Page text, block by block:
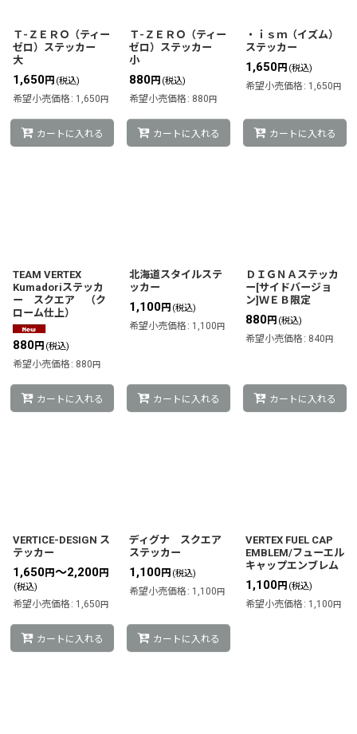
Ｔ-ＺＥＲＯ（ティー
ゼロ）ステッカー
大
1,650円 (税込)
希望小売価格 : 1,650円
カートに入れる
Ｔ-ＺＥＲＯ（ティー
ゼロ）ステッカー
小
880円 (税込)
希望小売価格 : 880円
カートに入れる
・ｉｓｍ（イズム）
ステッカー
1,650円 (税込)
希望小売価格 : 1,650円
カートに入れる
TEAM VERTEX
Kumadoriステッカ
ー スクエア （ク
ローム仕上）
880円 (税込)
希望小売価格 : 880円
カートに入れる
北海道スタイルステ
ッカー
1,100円 (税込)
希望小売価格 : 1,100円
カートに入れる
ＤＩＧＮＡステッカ
ー[サイドバージョ
ン]ＷＥＢ限定
880円 (税込)
希望小売価格 : 840円
カートに入れる
VERTICE-DESIGN ス
テッカー
1,650円～2,200円
(税込)
希望小売価格 : 1,650円
カートに入れる
ディグナ スクエア
ステッカー
1,100円 (税込)
希望小売価格 : 1,100円
カートに入れる
VERTEX FUEL CAP
EMBLEM/フューエル
キャップエンブレム
1,100円 (税込)
希望小売価格 : 1,100円